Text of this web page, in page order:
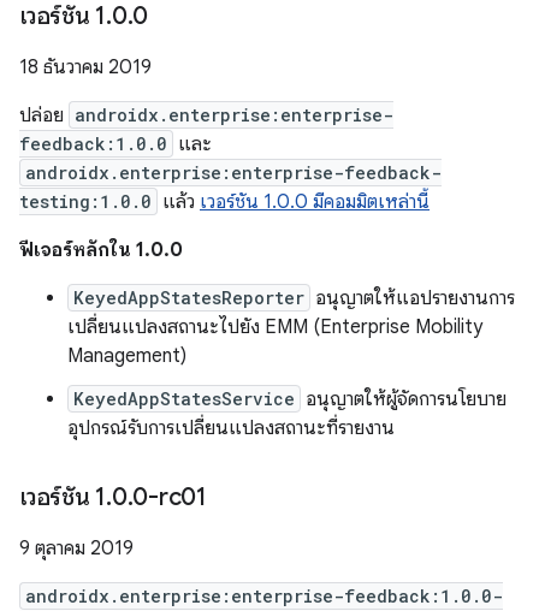
เวอร์ชัน 1.0.0
18 ธันวาคม 2019
ปล่อย androidx.enterprise:enterprise-
feedback:1.0.0 และ
androidx.enterprise:enterprise-feedback-
testing:1.0.0 แล้ว เวอร์ชัน 1.0.0 มีคอมมิตเหล่านี้
ฟีเจอร์หลักใน 1.0.0
KeyedAppStatesReporter อนุญาตให้แอปรายงานการ
เปลี่ยนแปลงสถานะไปยัง EMM (Enterprise Mobility
Management)
KeyedAppStatesService อนุญาตให้ผู้จัดการนโยบาย
อุปกรณ์รับการเปลี่ยนแปลงสถานะที่รายงาน
เวอร์ชัน 1.0.0-rc01
9 ตุลาคม 2019
androidx.enterprise:enterprise-feedback:1.0.0-